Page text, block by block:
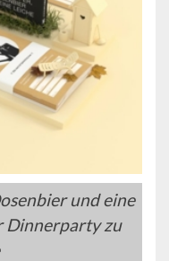
und eine
Dinnerparty zu